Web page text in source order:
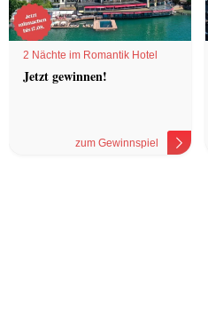
2 Nächte im Romantik Hotel
Jetzt gewinnen!
zum Gewinnspiel